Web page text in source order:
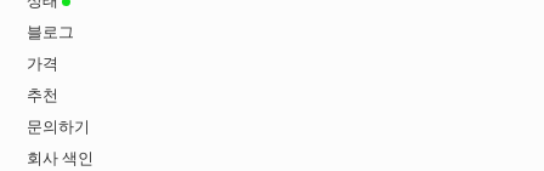
블로그
가격
추천
문의하기
회사 색인